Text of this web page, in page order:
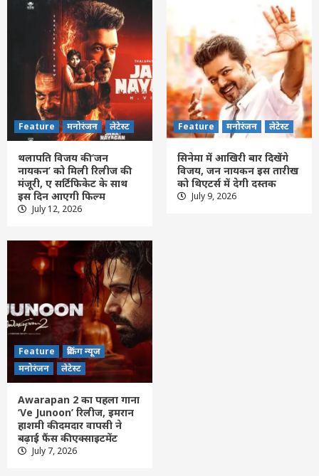
Feature मनोरंजन लेटेस्ट
थलापति विजय की ‘जन
नायकन’ को मिली रिलीज की
मंजूरी, ए सर्टिफिकेट के साथ
इस दिन आएगी फिल्म
July 12, 2026
Feature मनोरंजन लेटेस्ट
सिनेमा में आखिरी बार दिखेंगे
विजय, जन नायकन इस तारीख
को थिएटर्स में देगी दस्तक
July 9, 2026
Feature
ब्रेकिंग न्यूज
मनोरंजन
लेटेस्ट
Awarapan 2 का पहला गाना
‘Ve Junoon’ रिलीज, इमरान
हाशमी की दमदार वापसी ने
बढ़ाई फैंस की एक्साइटमेंट
July 7, 2026
Feature
4
Feature दिल्ली लेटेस्ट
बदलती दुनिया में नई चुनौतियों को अवसर में बदलें
युवा: प्रधानमंत्री मोदी
5
Feature दिल्ली
आत्मनिर्भर चिकित्सा-तकनीक से वैश्विक भागीदार
बन रहा भारत : पीएम मोदी
Feature